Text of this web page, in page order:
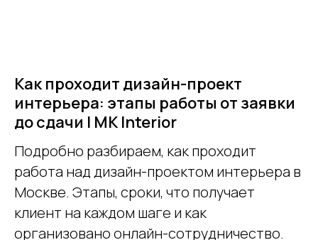
Как проходит дизайн-проект
интерьера: этапы работы от заявки
до сдачи | MK Interior
Подробно разбираем, как проходит
работа над дизайн-проектом интерьера в
Москве. Этапы, сроки, что получает
клиент на каждом шаге и как
организовано онлайн-сотрудничество.